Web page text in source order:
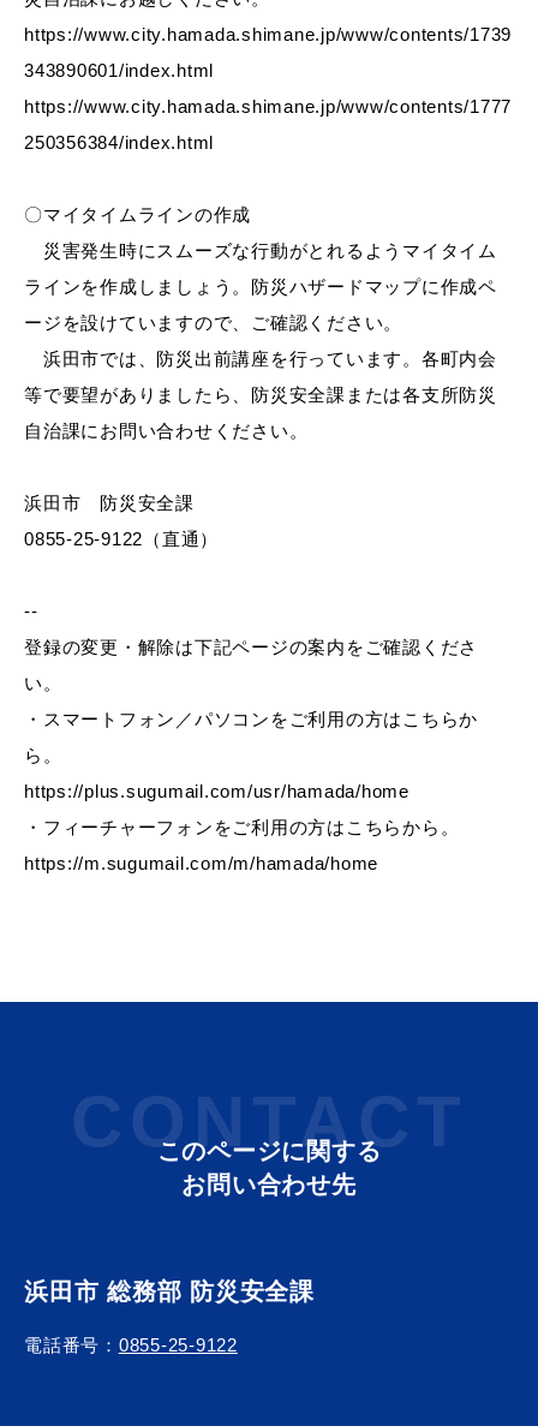
目的から探す
各種相談窓口 入札
防災・消防
公共交通・
便利なサービス
防災・防犯メール
https://www.city.hamada.shimane.jp/www/contents/1739
343890601/index.html
https://www.city.hamada.shimane.jp/www/contents/1777
250356384/index.html
〇マイタイムラインの作成
災害発生時にスムーズな行動がとれるようマイタイム
ラインを作成しましょう。防災ハザードマップに作成ペ
ージを設けていますので、ご確認ください。
浜田市では、防災出前講座を行っています。各町内会
等で要望がありましたら、防災安全課または各支所防災
自治課にお問い合わせください。
浜田市 防災安全課
0855-25-9122（直通）
--
登録の変更・解除は下記ページの案内をご確認くださ
い。
・スマートフォン／パソコンをご利用の方はこちらか
ら。
https://plus.sugumail.com/usr/hamada/home
・フィーチャーフォンをご利用の方はこちらから。
https://m.sugumail.com/m/hamada/home
CONTACT
このページに関する
お問い合わせ先
浜田市 総務部 防災安全課
電話番号： 0855-25-9122